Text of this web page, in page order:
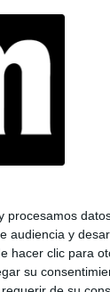
audiencia y
clic para
su
los derechos
Nro.
| Tel: (5411)